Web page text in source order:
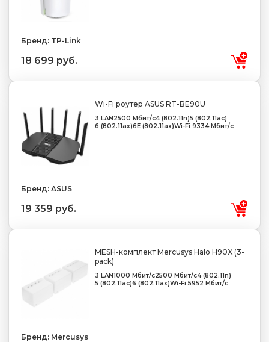
Бренд: TP-Link
18 699 руб.
Wi-Fi роутер ASUS RT-BE90U
3 LAN 2500 Мбит/с4 (802.11n)5 (802.11ac)
6 (802.11ax)6E (802.11ax)Wi-Fi 9334 Мбит/с
Бренд: ASUS
19 359 руб.
MESH-комплект Mercusys Halo H90X (3-
pack)
3 LAN1000 Мбит/с2500 Мбит/с4 (802.11n)
5 (802.11ac)6 (802.11ax)Wi-Fi 5952 Мбит/с
Бренд: Mercusys